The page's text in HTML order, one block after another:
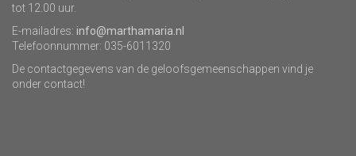
tot 12.00 uur.
E-mailadres: info@marthamaria.nl
Telefoonnummer: 035-6011320
De contactgegevens van de geloofsgemeenschappen vind je
onder contact!